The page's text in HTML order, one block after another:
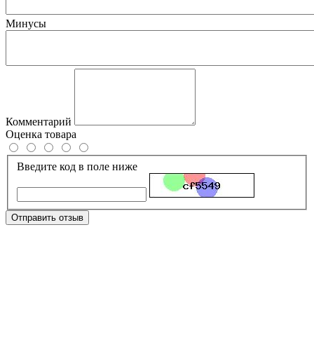
Минусы
Комментарий
Оценка товара
Введите код в поле ниже
Отправить отзыв